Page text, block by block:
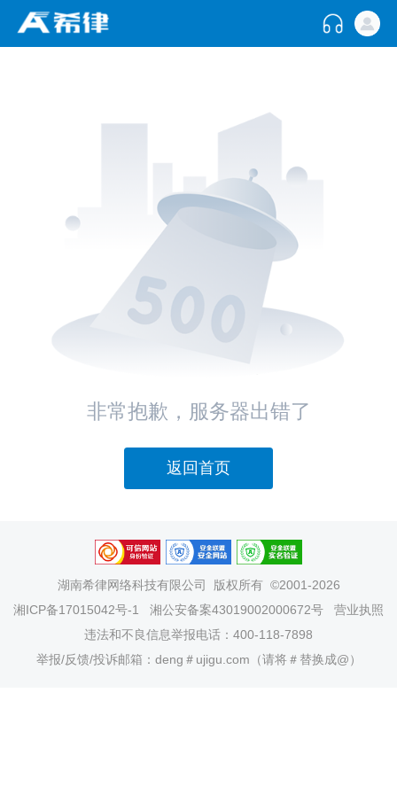
非常抱歉，服务器出错了
返回首页
湖南希律网络科技有限公司
版权所有 ©2001-2026
湘ICP备17015042号-1
湘公安备案43019002000672号
营业执照
违法和不良信息举报电话：400-118-7898
举报/反馈/投诉邮箱：deng＃ujigu.com（请将＃替换成@）